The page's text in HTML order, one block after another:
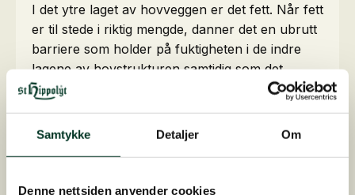
Samtykke Detaljer Om
Denne nettsiden anvender cookies
I det ytre laget av hovveggen er det fett. Når fett
er til stede i riktig mengde, danner det en ubrutt
barriere som holder på fuktigheten i de indre
lagene av hovstrukturen samtidig som det
holder vann ute. I tillegg skaper fettsyrene en
trenge inn i hovhornet. Hvis hesten går på friskt
og -6. Men hvis den går på gress som er kuttet